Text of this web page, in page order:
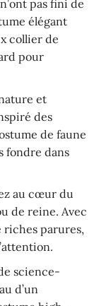
pas fini de
élégant
collier de
pour
et
des
de faune
fondre dans
au cœur du
de reine. Avec
riches parures,
science-
d’un